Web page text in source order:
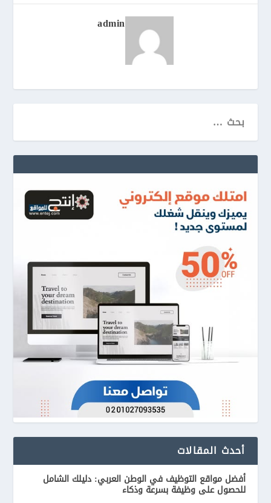
admin
أحدث المقالات
أفضل مواقع التوظيف في الوطن العربي: دليلك الشامل
للحصول على وظيفة بسرعة وذكاء